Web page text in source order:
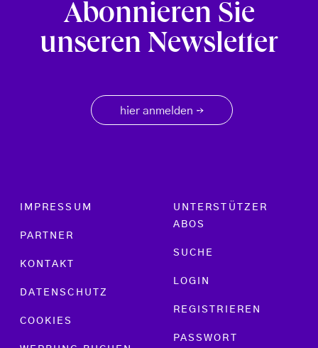
Abonnieren Sie
unseren Newsletter
hier anmelden →
Footer menu
IMPRESSUM
PARTNER
KONTAKT
DATENSCHUTZ
COOKIES
UNTERSTÜTZER
ABOS
SUCHE
LOGIN
REGISTRIEREN
PASSWORT